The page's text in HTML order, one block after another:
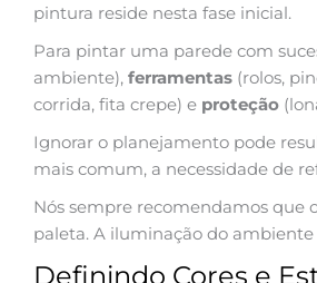
pintura reside nesta fase inicial.
Para pintar uma parede com
ambiente), ferramentas (rolos,
corrida, fita crepe) e proteção
Ignorar o planejamento pode
mais comum, a necessidade de
Nós sempre recomendamos que
paleta. A iluminação do
Definindo Cores e